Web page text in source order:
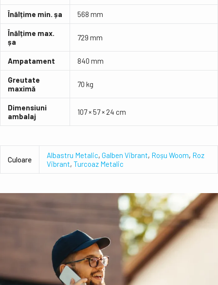
Înălțime min. șa 568 mm
Înălțime max.
șa
729 mm
Ampatament 840 mm
Greutate
maximă
70 kg
Dimensiuni
ambalaj
107 × 57 × 24 cm
Culoare Albastru Metalic, Galben Vibrant, Roșu Woom, Roz
Vibrant, Turcoaz Metalic